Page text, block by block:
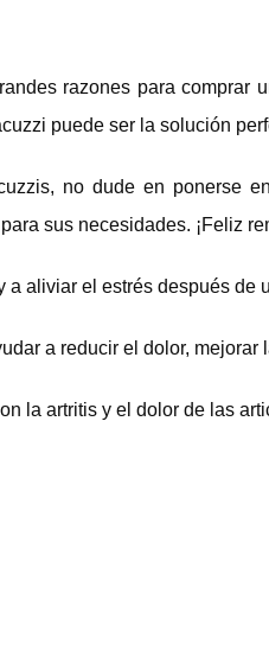
razones para comprar
puede ser la solución
no dude en ponerse
sus necesidades. ¡Feliz
aliviar el estrés después de
a reducir el dolor,
la artritis y el dolor de las